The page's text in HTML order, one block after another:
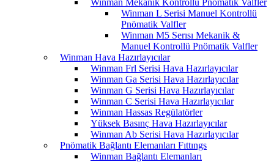
Winman Mekanik Kontrollü Pnömatik Valfler
Winman L Serisi Manuel Kontrollü
Pnömatik Valfler
Winman M5 Serısı Mekanik &
Manuel Kontrollü Pnömatik Valfler
Winman Hava Hazırlayıcılar
Winman Frl Serisi Hava Hazırlayıcılar
Winman Ga Serisi Hava Hazırlayıcılar
Winman G Serisi Hava Hazırlayıcılar
Winman C Serisi Hava Hazırlayıcılar
Winman Hassas Regülatörler
Yüksek Basınç Hava Hazırlayıcılar
Winman Ab Serisi Hava Hazırlayıcılar
Pnömatik Bağlantı Elemanları Fıttıngs
Winman Bağlantı Elemanları